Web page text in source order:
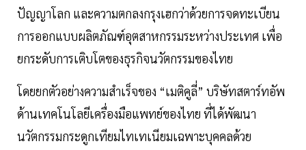
ปัญญาโลก และความตกลงกรุงเฮกว่าด้วยการจดทะเบียน
การออกแบบผลิตภัณฑ์อุตสาหกรรมระหว่างประเทศ เพื่อ
ยกระดับการเติบโตของธุรกิจนวัตกรรมของไทย
โดยยกตัวอย่างความสำเร็จของ “เมติคูลี่” บริษัทสตาร์ทอัพ
ด้านเทคโนโลยีเครื่องมือแพทย์ของไทย ที่ได้พัฒนา
นวัตกรรมกระดูกเทียมไทเทเนียมเฉพาะบุคคลด้วย